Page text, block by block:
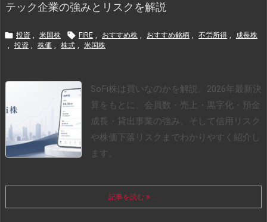
テック企業の強みとリスクを解説
 投資 , 米国株  FIRE , おすすめ株 , おすすめ銘柄 , 不労所得 ,
成長株
,
投資 , 株価 , 株式 , 米国株
SoFi株は買いなのかを解説。2026年最新決
算をもとに、会員数・売上・黒字化・預金
成長・貸出事業の強み、そして信用リスク
や株価下落リスクまでわかりやすく紹介し
ます。
記事を読む ...